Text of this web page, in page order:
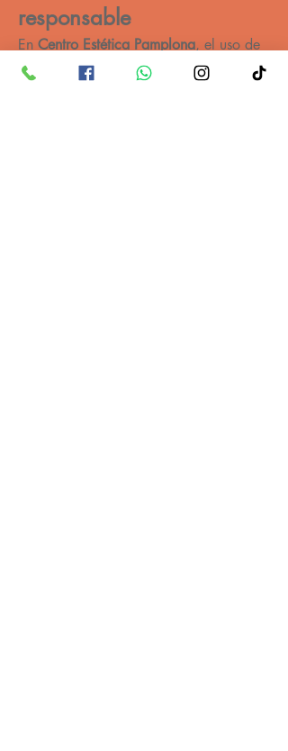
responsable
En Centro Estética Pamplona, el uso de
Morpheus 8 Pamplona
se integra dentro